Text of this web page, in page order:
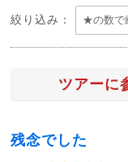
絞り込み：
ツアーに
残念でした